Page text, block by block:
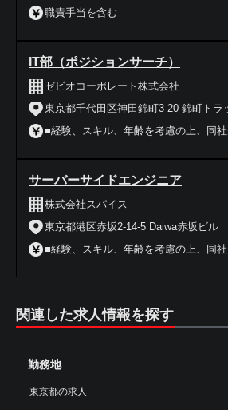
職責手当を含む
IT部（ポジションサーチ）
ゼビオコーポレート株式会社
東京都千代田区神田錦町3-20 錦町トラ
■経験、スキル、年齢を考慮の上、同
サーバーサイドエンジニア
株式会社スパイス
東京都港区赤坂2-14-5 Daiwa赤坂ビル
■経験、スキル、年齢を考慮の上、同
関連した求人情報を探す
勤務地
東京都の求人